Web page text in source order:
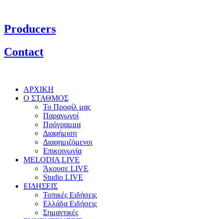
Producers
Contact
ΑΡΧΙΚΗ
Ο ΣΤΑΘΜΟΣ
Το Προφίλ μας
Παραγωγοί
Πρόγραμμα
Διαφήμιση
Διαφημιζόμενοι
Επικοινωνία
MELODIA LIVE
Άκουσε LIVE
Studio LIVE
ΕΙΔΗΣΕΙΣ
Τοπικές Ειδήσεις
Ελλάδα Ειδήσεις
Σημαντικές